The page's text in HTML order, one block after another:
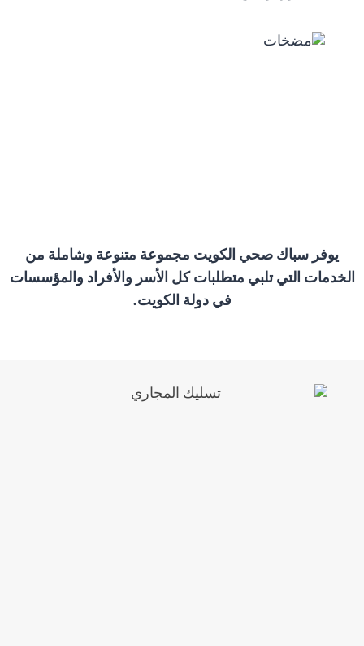
يوفر سباك صحي الكويت مجموعة متنوعة وشاملة من
الخدمات التي تلبي متطلبات كل الأسر والأفراد والمؤسسات
في دولة الكويت.